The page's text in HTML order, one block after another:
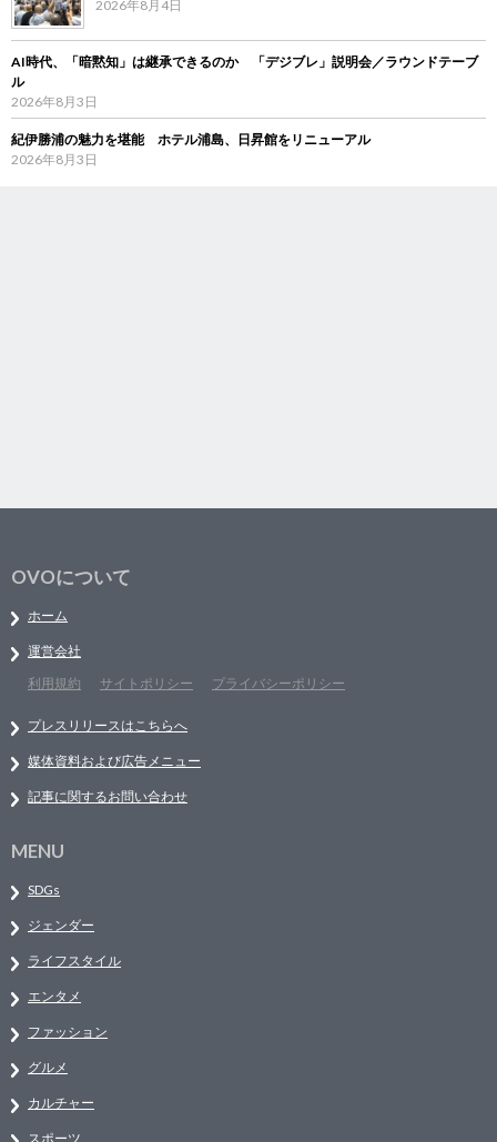
2026年8月4日
AI時代、「暗黙知」は継承できるのか 「デジブレ」説明会／ラウンドテーブ
ル
2026年8月3日
紀伊勝浦の魅力を堪能 ホテル浦島、日昇館をリニューアル
2026年8月3日
OVOについて
ホーム
運営会社
利用規約
サイトポリシー プライバシーポリシー
プレスリリースはこちらへ
媒体資料および広告メニュー
記事に関するお問い合わせ
MENU
SDGs
ジェンダー
ライフスタイル
エンタメ
ファッション
グルメ
カルチャー
スポーツ